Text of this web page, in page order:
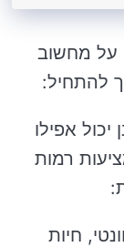
על מחשוב
להתחיל:
אפילו
רמות
חיות